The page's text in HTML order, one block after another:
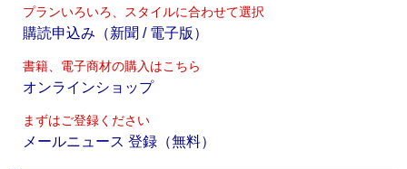
プランいろいろ、スタイルに合わせて選択
購読申込み（新聞 / 電子版）
書籍、電子商材の購入はこちら
オンラインショップ
まずはご登録ください
メールニュース 登録（無料）